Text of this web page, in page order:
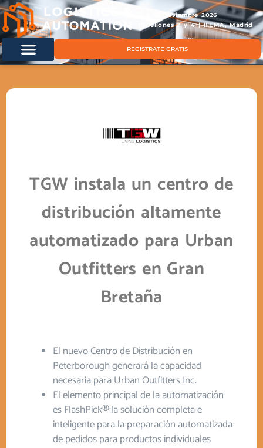
11 & 12 noviembre 2026
Pabellones 2 y 4 | IFEMA, Madrid
REGISTRATE GRATIS
TGW instala un centro de
distribución altamente
automatizado para Urban
Outfitters en Gran
Bretaña
El nuevo Centro de Distribución en
Peterborough generará la capacidad
necesaria para Urban Outfitters Inc.
El elemento principal de la automatización
es FlashPick®:la solución completa e
inteligente para la preparación automatizada
de pedidos para productos individuales